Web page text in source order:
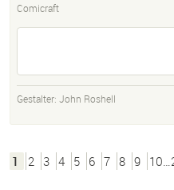
Comicraft
Gestalter: John Roshell
1 2 3 4 5 6 7 8 9